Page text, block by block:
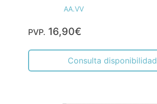
AA.VV
PVP. 16,90€
Consulta disponibilidad